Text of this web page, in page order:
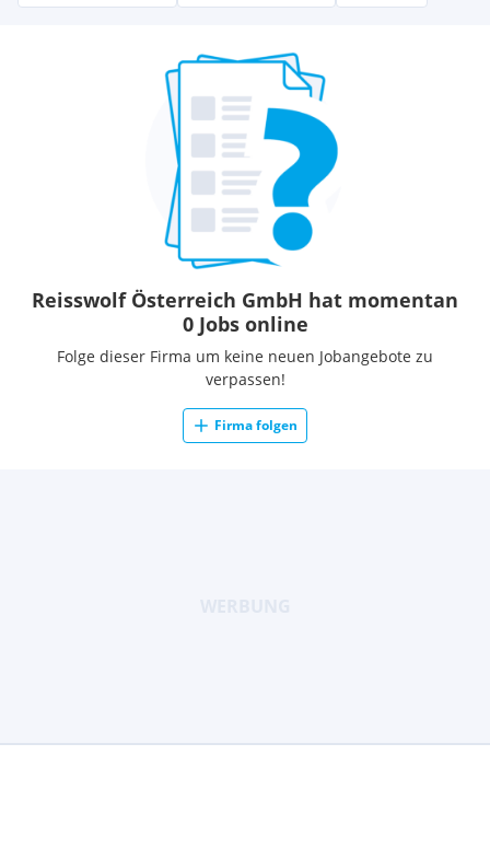
Reisswolf Österreich GmbH hat momentan
0 Jobs online
Folge dieser Firma um keine neuen Jobangebote zu
verpassen!
Firma folgen